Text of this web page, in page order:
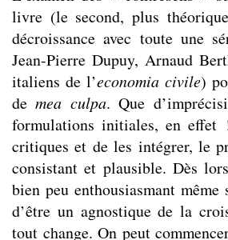
livre (le second, plus
décroissance avec toute une
Jean-Pierre Dupuy, Arnaud
italiens de l’economia civile)
demea culpa. Que
formulations initiales, en effet
critiques et de les intégrer, le
consistant et plausible. Dès
bien peu enthousiasmant
d’être un agnostique de la
tout change. On peut